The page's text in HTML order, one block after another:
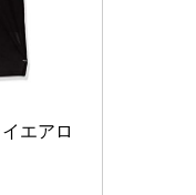
エアロ